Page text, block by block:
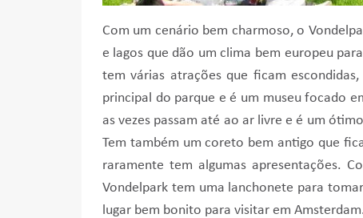
Com um cenário bem charmoso, o
e lagos que dão um clima bem europeu
tem várias atrações que ficam
principal do parque e é um museu focado
as vezes passam até ao ar livre e é um
Tem também um coreto bem antigo que
raramente tem algumas apresentações.
Vondelpark tem uma lanchonete para
lugar bem bonito para visitar em Amsterdam.